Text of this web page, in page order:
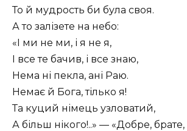
То й мудрость би була своя.
А то залізете на небо:
«І ми не ми, і я не я,
І все те бачив, і все знаю,
Нема ні пекла, ані Раю.
Немає й Бога, тілько я!
Та куций німець узловатий,
А більш нікого!..» — «Добре, брате,